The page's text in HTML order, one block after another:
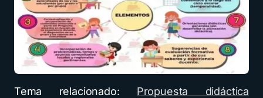
Tema relacionado: Propuesta didáctica